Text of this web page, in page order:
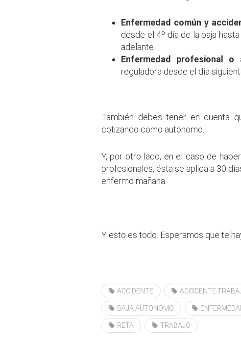
Enfermedad común y
desde el 4º día de la baja
adelante.
Enfermedad profesional o
reguladora desde el día
También debes tener en cuenta
cotizando como autónomo.
Y, por otro lado, en el caso de
profesionales, ésta se aplica a 30
enfermo mañana.
Y esto es todo. Esperamos que te
ACCIDENTE ACCIDENTE
BAJA AUTONOMO
RETA TRABAJO